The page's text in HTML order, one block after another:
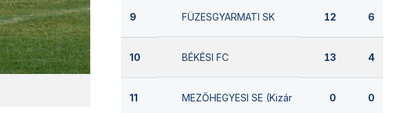
9 FÜZESGYARMATI SK 12 6
10 BÉKÉSI FC 13 4
11 MEZŐHEGYESI SE (Kizárva) 0 0